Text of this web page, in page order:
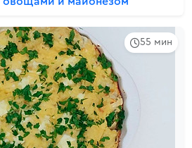
55 мин